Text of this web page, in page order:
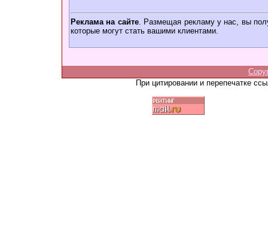
Реклама на сайте. Размещая рекламу у нас, вы
которые могут стать вашими клиентами.
При цитировании и перепечатке